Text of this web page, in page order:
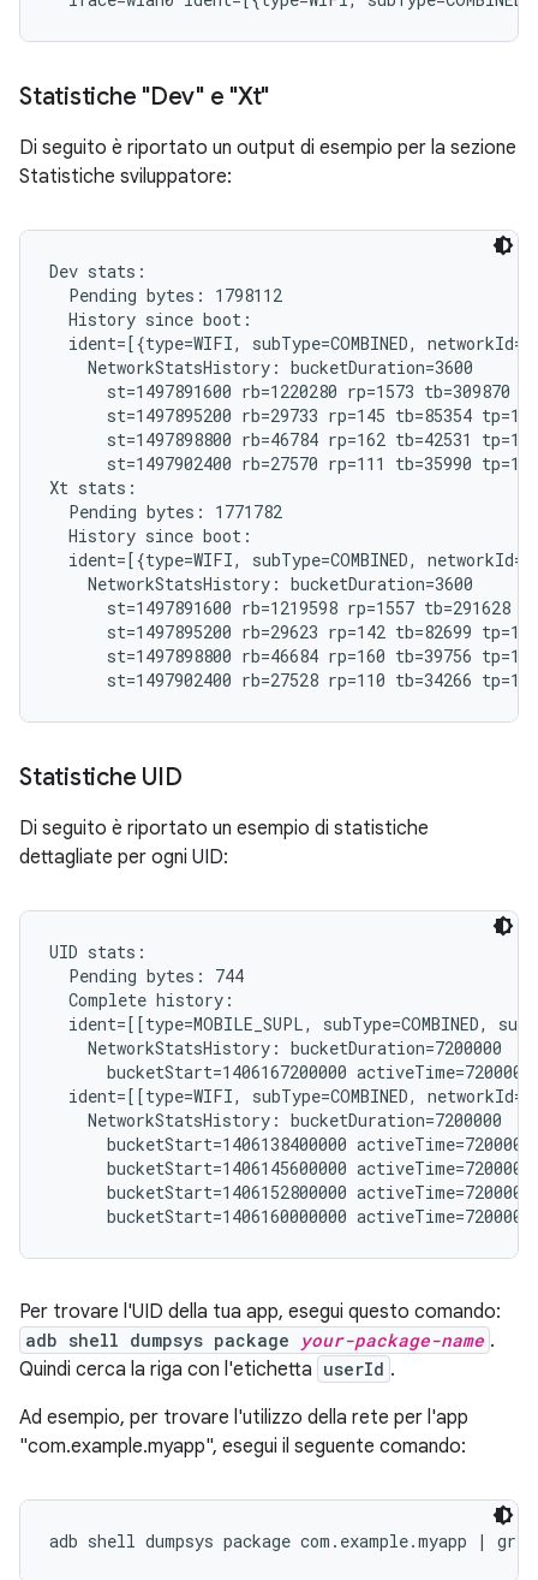
Statistiche "Dev" e "Xt"
Di seguito è riportato un output di esempio per la sezione
Statistiche sviluppatore:
Dev stats:
  Pending bytes: 1798112
  History since boot:
ident=[{type=WIFI, subType=COMBINED,
    NetworkStatsHistory: bucketDuration=3600
st=1497891600 rb=1220280 rp=1573 tb=309870
st=1497895200 rb=29733 rp=145 tb=85354
st=1497898800 rb=46784 rp=162 tb=42531
st=1497902400 rb=27570 rp=111 tb=35990
Xt stats:
  Pending bytes: 1771782
  History since boot:
ident=[{type=WIFI, subType=COMBINED,
    NetworkStatsHistory: bucketDuration=3600
st=1497891600 rb=1219598 rp=1557 tb=291628
st=1497895200 rb=29623 rp=142 tb=82699
st=1497898800 rb=46684 rp=160 tb=39756
Statistiche UID
Di seguito è riportato un esempio di statistiche
dettagliate per ogni UID:
UID stats:
  Pending bytes: 744
  Complete history:
ident=[[type=MOBILE_SUPL, subType=COMBINED,
    NetworkStatsHistory: bucketDuration=7200000
bucketStart=1406167200000
ident=[[type=WIFI, subType=COMBINED,
    NetworkStatsHistory: bucketDuration=7200000
bucketStart=1406138400000
bucketStart=1406145600000
bucketStart=1406152800000
Per trovare l'UID della tua app, esegui questo comando:
adb shell dumpsys package your-package-name .
Quindi cerca la riga con l'etichetta userId .
Ad esempio, per trovare l'utilizzo della rete per l'app
"com.example.myapp", esegui il seguente comando: